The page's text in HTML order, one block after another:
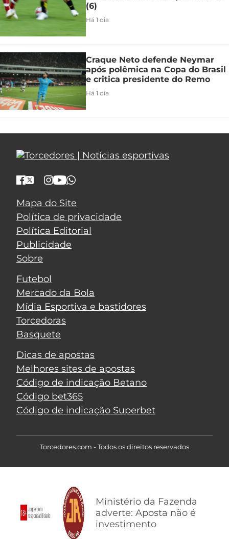
(6)
Há 1 dia
Craque Neto defende Neymar
após polêmica na Copa do Brasil
e critica presidente do Remo
Há 1 dia
Mapa do Site
Política de privacidade
Política Editorial
Publicidade
Sobre
Futebol
Mercado da Bola
Mídia Esportiva e bastidores
Torcedoras
Basquete
Dicas de apostas
Melhores sites de apostas
Código de indicação Betano
Código bet365
Código de indicação Superbet
Torcedores.com - Todos os direitos reservados
Ministério da Fazenda
adverte: Aposta não é
investimento